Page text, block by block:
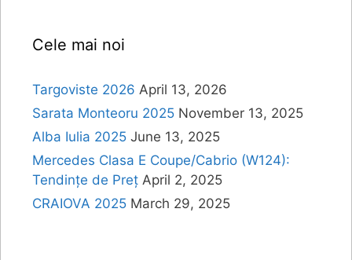
Cele mai noi
Targoviste 2026 April 13, 2026
Sarata Monteoru 2025 November 13, 2025
Alba Iulia 2025 June 13, 2025
Mercedes Clasa E Coupe/Cabrio (W124):
Tendințe de Preț April 2, 2025
CRAIOVA 2025 March 29, 2025